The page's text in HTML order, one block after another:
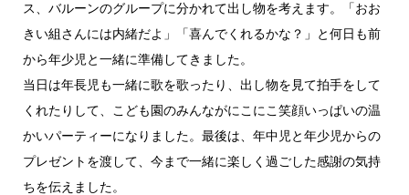
ス、バルーンのグループに分かれて出し物を考えます。「おお
きい組さんには内緒だよ」「喜んでくれるかな？」と何日も前
から年少児と一緒に準備してきました。
当日は年長児も一緒に歌を歌ったり、出し物を見て拍手をして
くれたりして、こども園のみんながにこにこ笑顔いっぱいの温
かいパーティーになりました。最後は、年中児と年少児からの
プレゼントを渡して、今まで一緒に楽しく過ごした感謝の気持
ちを伝えました。